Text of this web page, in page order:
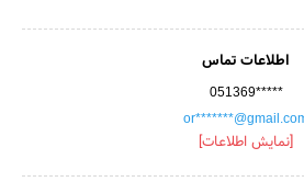
اطلاعات تماس
051369*****
[نمایش اطلاعات]